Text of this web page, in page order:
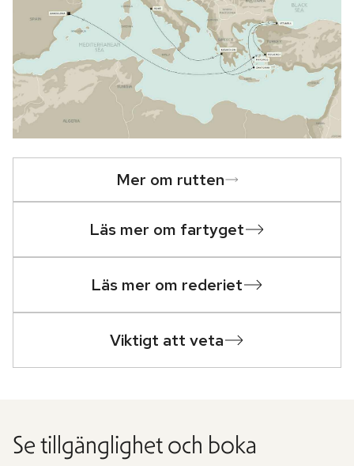
Mer om rutten
Läs mer om fartyget
Läs mer om rederiet
Viktigt att veta
Se tillgänglighet och boka